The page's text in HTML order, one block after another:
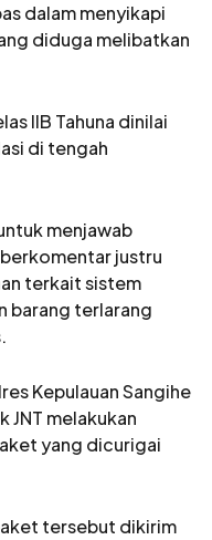
dalam menyikapi
diduga melibatkan
IIB Tahuna dinilai
di tengah
menjawab
justru
terkait sistem
barang terlarang
Kepulauan Sangihe
JNT melakukan
yang dicurigai
tersebut dikirim